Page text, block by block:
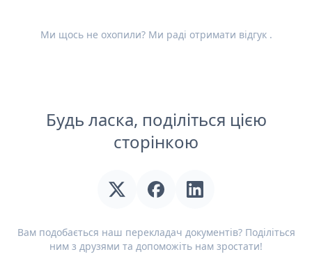
Ми щось не охопили? Ми раді отримати відгук.
Будь ласка, поділіться цією
сторінкою
Вам подобається наш перекладач документів? Поділіться
ним з друзями та допоможіть нам зростати!